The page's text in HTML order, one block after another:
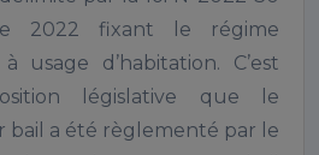
2022 fixant le régime
usage d’habitation. C’est
législative que le
bail a été règlementé par le